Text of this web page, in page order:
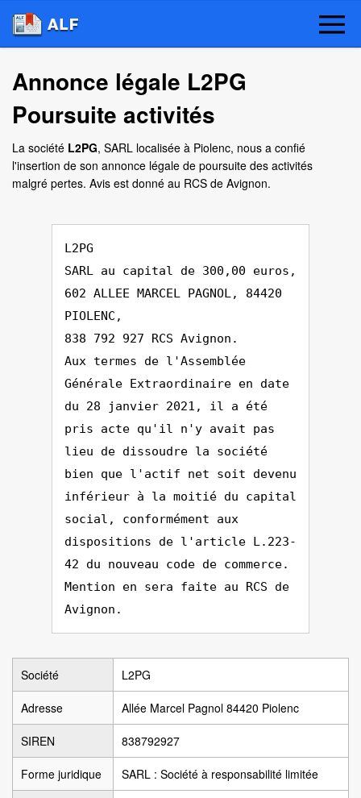
Annonce légale L2PG
Poursuite activités
La société L2PG, SARL localisée à Piolenc, nous a confié
l'insertion de son annonce légale de poursuite des activités
malgré pertes. Avis est donné au RCS de Avignon.
L2PG
SARL au capital de 300,00 euros,
602 ALLEE MARCEL PAGNOL, 84420
PIOLENC,
838 792 927 RCS Avignon.
Aux termes de l'Assemblée
Générale Extraordinaire en date
du 28 janvier 2021, il a été
pris acte qu'il n'y avait pas
lieu de dissoudre la société
bien que l'actif net soit devenu
inférieur à la moitié du capital
social, conformément aux
dispositions de l'article L.223-
42 du nouveau code de commerce.
Mention en sera faite au RCS de
Avignon.
Société L2PG
Adresse Allée Marcel Pagnol 84420 Piolenc
SIREN 838792927
Forme juridique SARL : Société à responsabilité limitée